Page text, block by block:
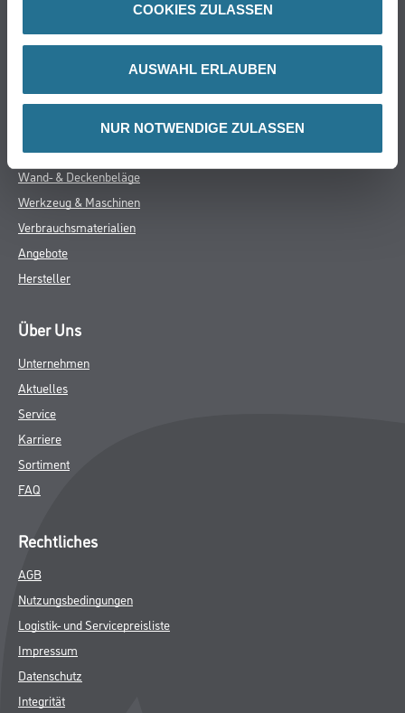
COOKIES ZULASSEN
AUSWAHL ERLAUBEN
NUR NOTWENDIGE ZULASSEN
Farbe
Trockenbau
Putze & Spachtelmassen
Bodenbeläge
Wand- & Deckenbeläge
Werkzeug & Maschinen
Verbrauchsmaterialien
Angebote
Hersteller
Über Uns
Unternehmen
Aktuelles
Service
Karriere
Sortiment
FAQ
Rechtliches
AGB
Nutzungsbedingungen
Logistik- und Servicepreisliste
Impressum
Datenschutz
Integrität